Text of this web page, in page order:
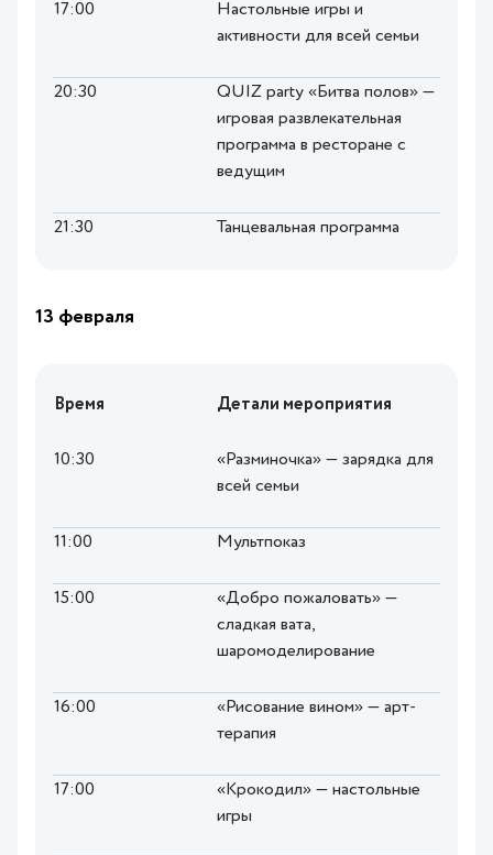
17:00
Настольные игры и
активности для всей семьи
20:30
QUIZ party «Битва полов» —
игровая развлекательная
программа в ресторане с
ведущим
21:30 Танцевальная программа
13 февраля
Время Детали мероприятия
10:30
«Разминочка» — зарядка для
всей семьи
11:00 Мультпоказ
15:00
«Добро пожаловать» —
сладкая вата,
шаромоделирование
16:00
«Рисование вином» — арт-
терапия
17:00
«Крокодил» — настольные
игры